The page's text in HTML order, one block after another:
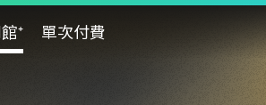
⁺ 單次付費